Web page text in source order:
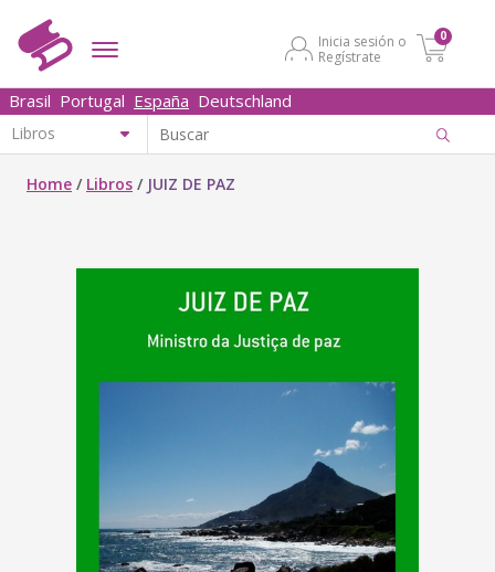
Inicia sesión o
Regístrate
0
Brasil Portugal España Deutschland
Home / Libros / JUIZ DE PAZ